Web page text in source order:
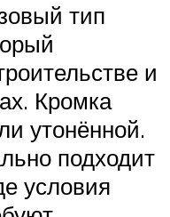
тип
и
Кромка
утонённой.
подходит
условия